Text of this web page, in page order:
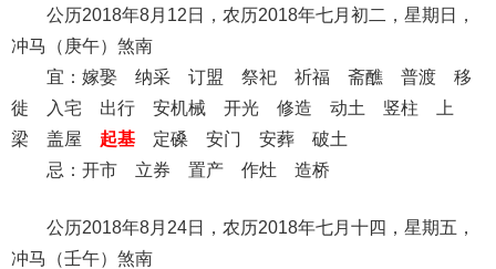
公历2018年8月12日，农历2018年七月初二，星期日，
冲马（庚午）煞南
宜：嫁娶 纳采 订盟 祭祀 祈福 斋醮 普渡 移
徙 入宅 出行 安机械 开光 修造 动土 竖柱 上
梁 盖屋 起基 定磉 安门 安葬 破土
忌：开市 立券 置产 作灶 造桥
公历2018年8月24日，农历2018年七月十四，星期五，
冲马（壬午）煞南